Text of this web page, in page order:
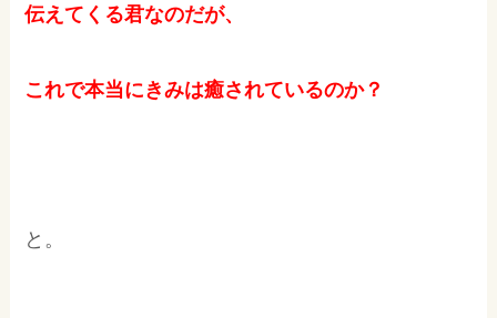
伝えてくる君なのだが、
これで本当にきみは癒されているのか？
と。